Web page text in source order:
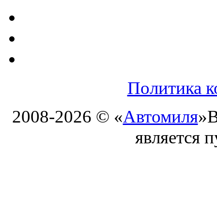
Политика
2008-2026 © «Автомиля»
является